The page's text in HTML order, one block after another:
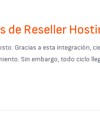
Reseller
Gracias a esta integración,
Sin embargo, todo ciclo